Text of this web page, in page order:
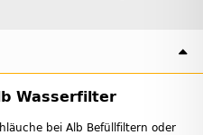
Wasserfilter
bei Alb Befüllfiltern oder